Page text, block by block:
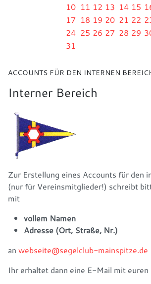
10 11 12 13 14 15
17 18 19 20 21 22
24 25 26 27 28 29
31
ACCOUNTS FÜR DEN INTERNEN
Interner Bereich
Zur Erstellung eines Accounts für den
(nur für Vereinsmitglieder!) schreibt
mit
vollem Namen
Adresse (Ort, Straße, Nr.)
an webseite@segelclub-mainspitze.de
Ihr erhaltet dann eine E-Mail mit euren